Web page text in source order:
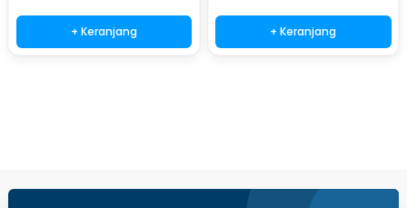
+ Keranjang + Keranjang